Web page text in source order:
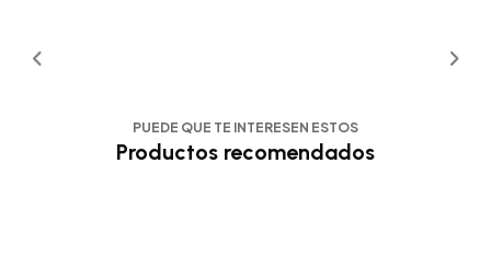
PUEDE QUE TE INTERESEN ESTOS
Productos recomendados